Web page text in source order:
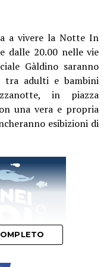
il Caroso Festival si
San Michele
dei voti e la lode
Pietro a Majella di
a vivere la Notte In
dalle 20.00 nelle vie
Gàldino saranno
tra adulti e bambini
in piazza
una vera e propria
esibizioni di